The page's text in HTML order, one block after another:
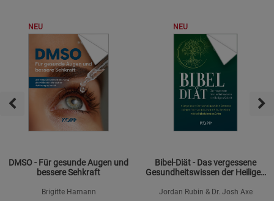
NEU
DMSO - Für gesunde Augen und
bessere Sehkraft
Brigitte Hamann
NEU
Bibel-Diät - Das vergessene
Gesundheitswissen der Heiligen
Jordan Rubin & Dr. Josh Axe